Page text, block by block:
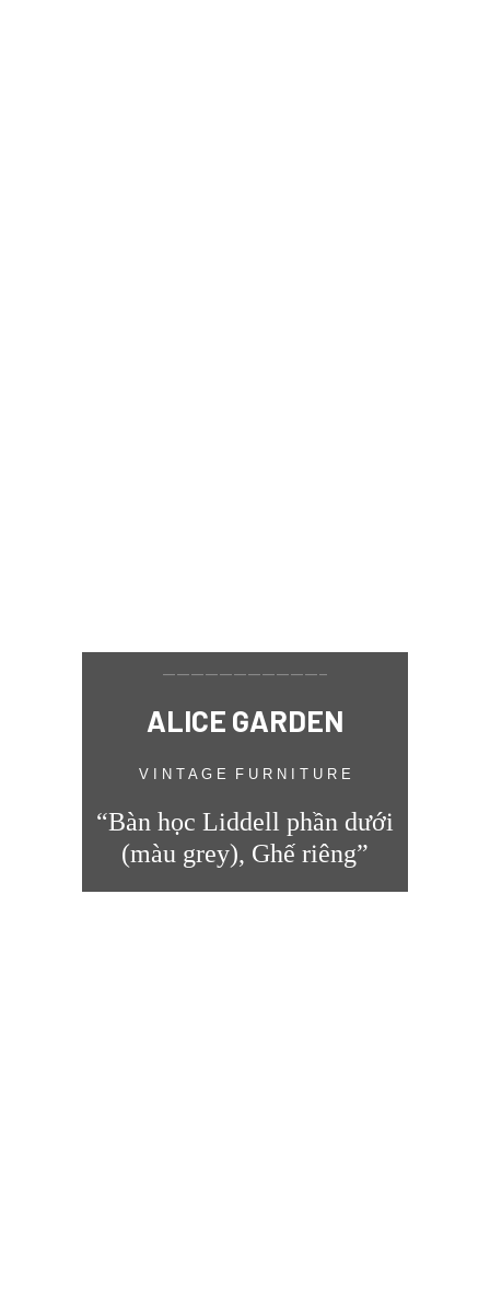
———————————–
ALICE GARDEN
V I N T A G E F U R N I T U R E
“Bàn học Liddell phần dưới
(màu grey), Ghế riêng”